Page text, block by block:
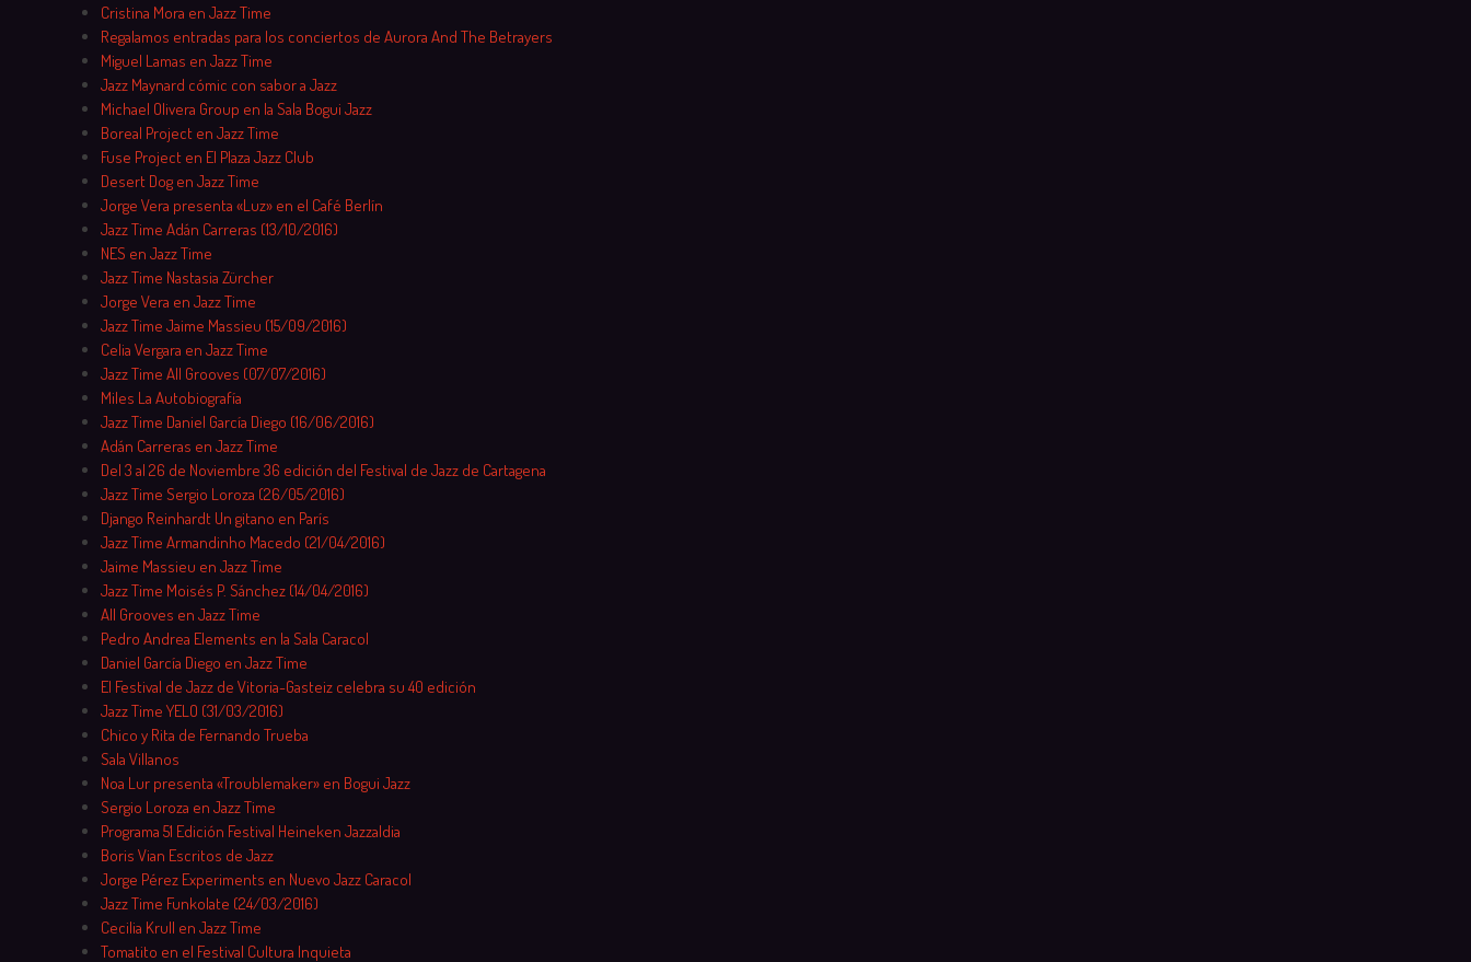
Cristina Mora en Jazz Time
Regalamos entradas para los conciertos de Aurora And The Betrayers
Miguel Lamas en Jazz Time
Jazz Maynard cómic con sabor a Jazz
Michael Olivera Group en la Sala Bogui Jazz
Boreal Project en Jazz Time
Fuse Project en El Plaza Jazz Club
Desert Dog en Jazz Time
Jorge Vera presenta «Luz» en el Café Berlín
Jazz Time Adán Carreras (13/10/2016)
NES en Jazz Time
Jazz Time Nastasia Zürcher
Jorge Vera en Jazz Time
Jazz Time Jaime Massieu (15/09/2016)
Celia Vergara en Jazz Time
Jazz Time All Grooves (07/07/2016)
Miles La Autobiografía
Jazz Time Daniel García Diego (16/06/2016)
Adán Carreras en Jazz Time
Del 3 al 26 de Noviembre 36 edición del Festival de Jazz de Cartagena
Jazz Time Sergio Loroza (26/05/2016)
Django Reinhardt Un gitano en París
Jazz Time Armandinho Macedo (21/04/2016)
Jaime Massieu en Jazz Time
Jazz Time Moisés P. Sánchez (14/04/2016)
All Grooves en Jazz Time
Pedro Andrea Elements en la Sala Caracol
Daniel García Diego en Jazz Time
El Festival de Jazz de Vitoria-Gasteiz celebra su 40 edición
Jazz Time YELO (31/03/2016)
Chico y Rita de Fernando Trueba
Sala Villanos
Noa Lur presenta «Troublemaker» en Bogui Jazz
Sergio Loroza en Jazz Time
Programa 51 Edición Festival Heineken Jazzaldia
Boris Vian Escritos de Jazz
Jorge Pérez Experiments en Nuevo Jazz Caracol
Jazz Time Funkolate (24/03/2016)
Cecilia Krull en Jazz Time
Tomatito en el Festival Cultura Inquieta